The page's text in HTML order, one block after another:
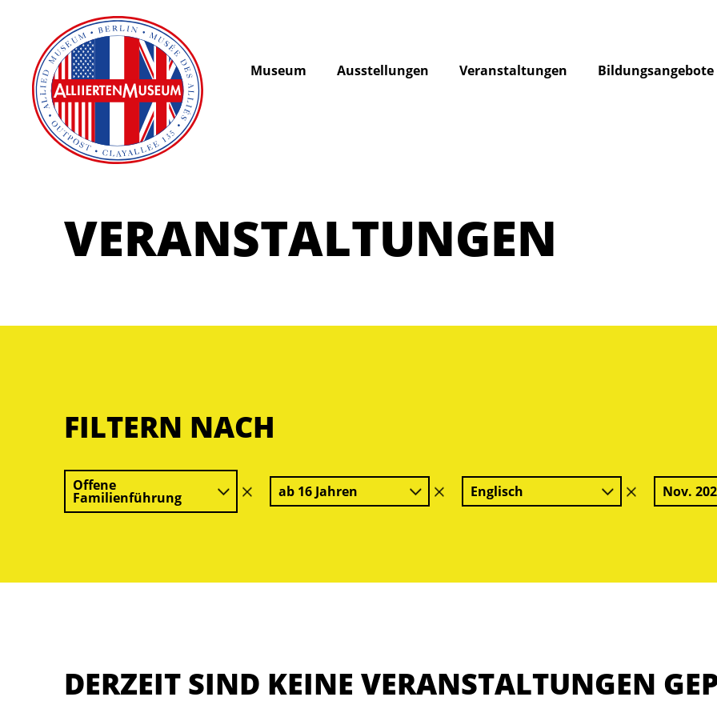
Museum Ausstellungen Veranstaltungen Bildungsangebote
VERANSTALTUNGEN
FILTERN NACH
Offene
Familienführung
Filter
löschen
ab 16 Jahren
Filter
löschen
Englisch
Filter
löschen
Nov.
DERZEIT SIND KEINE VERANSTALTUNGEN